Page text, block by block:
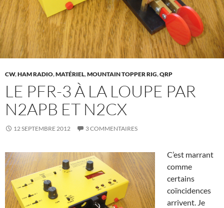
CW,HAM RADIO,MATÉRIEL,MOUNTAIN TOPPER RIG,QRP
LE PFR-3 À LA LOUPE PAR
N2APB ET N2CX
12 SEPTEMBRE 2012 3 COMMENTAIRES
C’est marrant
comme
certains
coïncidences
arrivent. Je